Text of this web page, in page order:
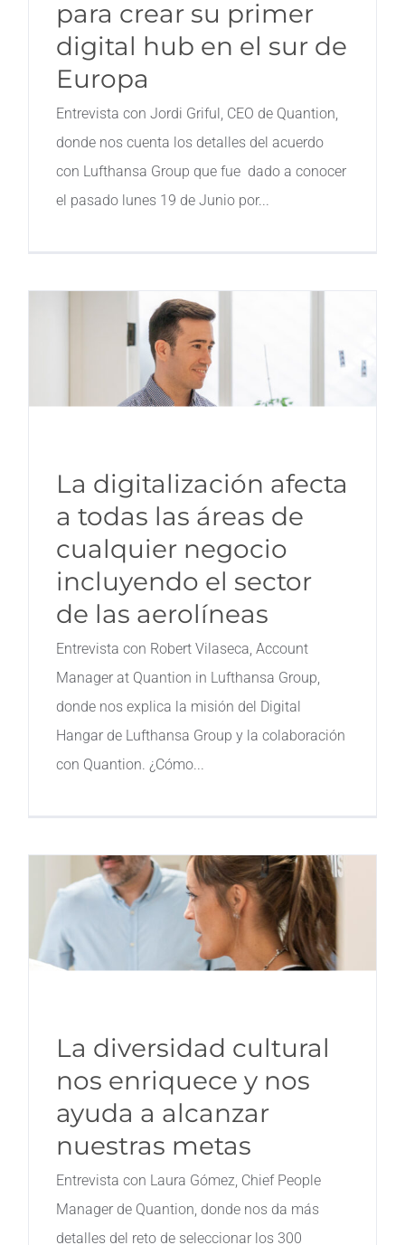
para crear su primer
digital hub en el sur de
Europa
Entrevista con Jordi Griful, CEO de Quantion,
donde nos cuenta los detalles del acuerdo
con Lufthansa Group que fue dado a conocer
el pasado lunes 19 de Junio por
La digitalización afecta
a todas las áreas de
cualquier negocio
incluyendo el sector
de las aerolíneas
Entrevista con Robert Vilaseca, Account
Manager at Quantion in Lufthansa Group,
donde nos explica la misión del Digital
Hangar de Lufthansa Group y la colaboración
con Quantion. ¿Cómo
La diversidad cultural
nos enriquece y nos
ayuda a alcanzar
nuestras metas
Entrevista con Laura Gómez, Chief People
Manager de Quantion, donde nos da más
detalles del reto de seleccionar los 300